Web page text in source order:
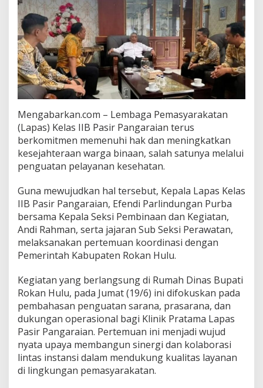
Mengabarkan.com – Lembaga Pemasyarakatan
(Lapas) Kelas IIB Pasir Pangaraian terus
berkomitmen memenuhi hak dan meningkatkan
kesejahteraan warga binaan, salah satunya melalui
penguatan pelayanan kesehatan.
Guna mewujudkan hal tersebut, Kepala Lapas Kelas
IIB Pasir Pangaraian, Efendi Parlindungan Purba
bersama Kepala Seksi Pembinaan dan Kegiatan,
Andi Rahman, serta jajaran Sub Seksi Perawatan,
melaksanakan pertemuan koordinasi dengan
Pemerintah Kabupaten Rokan Hulu.
Kegiatan yang berlangsung di Rumah Dinas Bupati
Rokan Hulu, pada Jumat (19/6) ini difokuskan pada
pembahasan penguatan sarana, prasarana, dan
dukungan operasional bagi Klinik Pratama Lapas
Pasir Pangaraian. Pertemuan ini menjadi wujud
nyata upaya membangun sinergi dan kolaborasi
lintas instansi dalam mendukung kualitas layanan
di lingkungan pemasyarakatan.